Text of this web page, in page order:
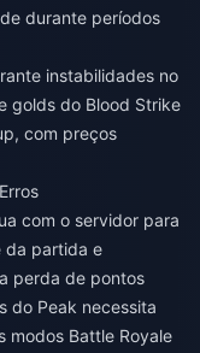
durante períodos
instabilidades no
golds do Blood Strike
com preços
com o servidor para
da partida e
perda de pontos
do Peak necessita
modos Battle Royale